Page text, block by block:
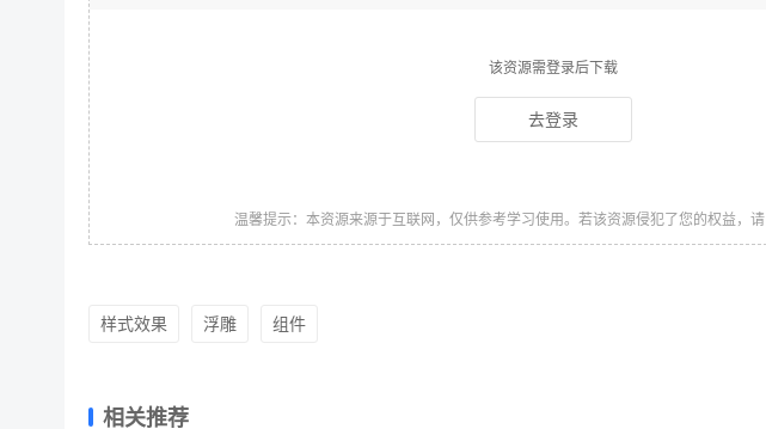
该资源需登录后下载
去登录
温馨提示：本资源来源于互联网，仅供参考学习使用。若该资源侵犯了您的权益，请
样式效果 浮雕 组件
相关推荐